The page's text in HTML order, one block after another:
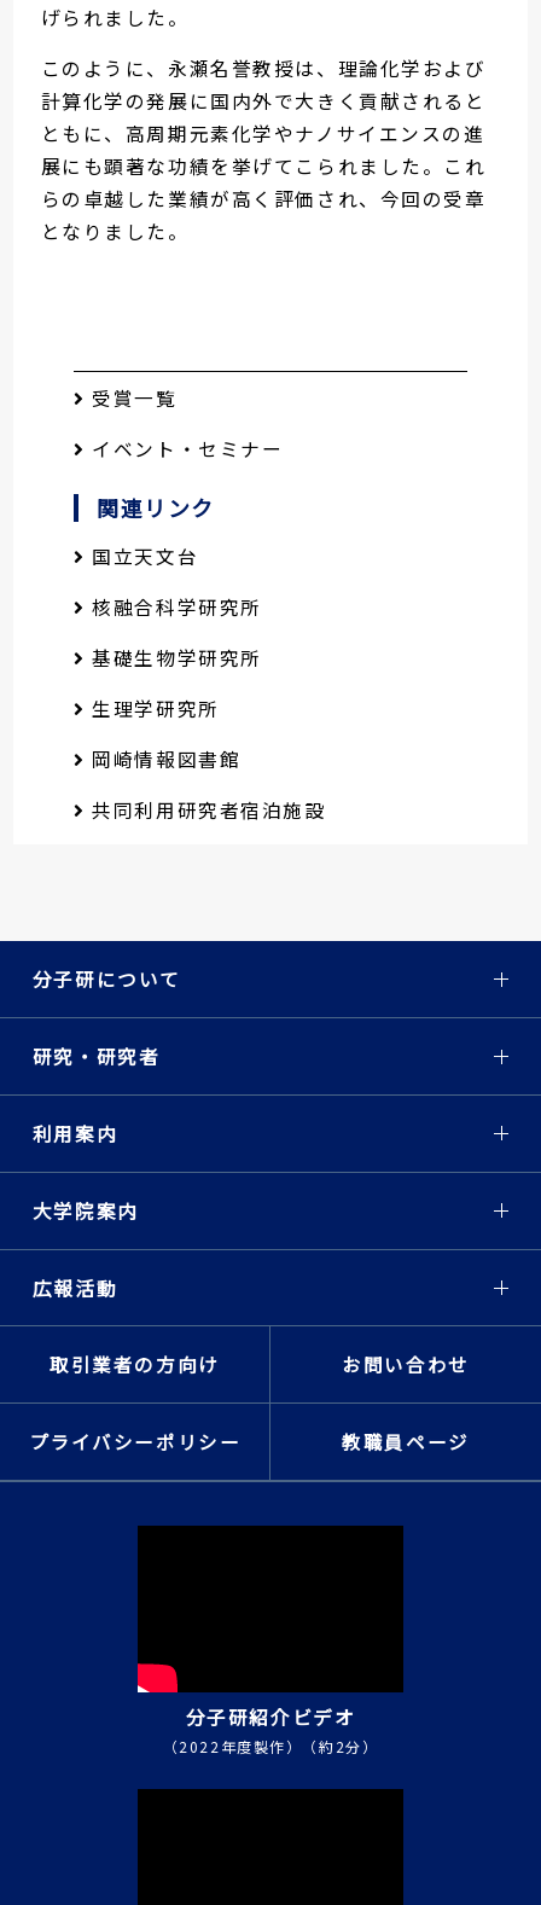
げられました。
このように、永瀬名誉教授は、理論化学および
計算化学の発展に国内外で大きく貢献されると
ともに、高周期元素化学やナノサイエンスの進
展にも顕著な功績を挙げてこられました。これ
らの卓越した業績が高く評価され、今回の受章
となりました。
受賞一覧
イベント・セミナー
関連リンク
国立天文台
核融合科学研究所
基礎生物学研究所
生理学研究所
岡崎情報図書館
共同利用研究者宿泊施設
分子研について
研究・研究者
利用案内
大学院案内
広報活動
取引業者の方向け お問い合わせ
プライバシーポリシー 教職員ページ
分子研紹介ビデオ
（2022年度製作）（約2分）